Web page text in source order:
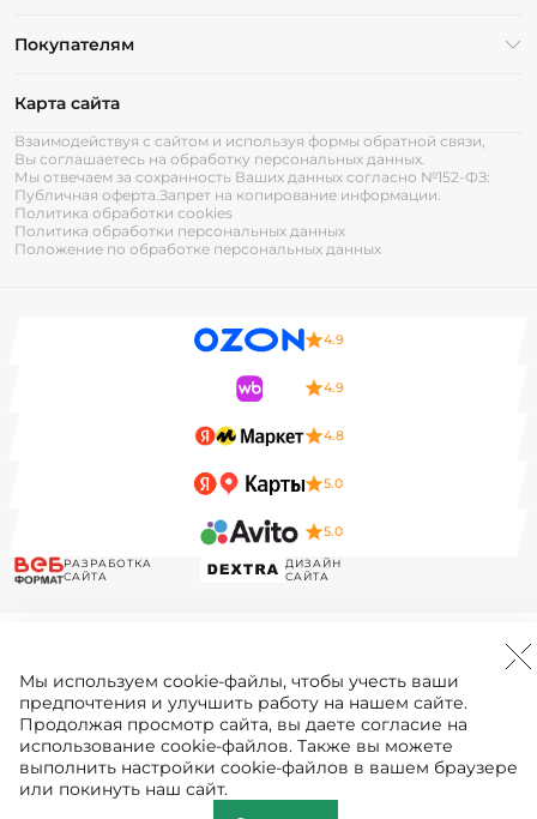
Покупателям
Карта сайта
Взаимодействуя с сайтом и используя формы обратной связи,
Вы соглашаетесь на обработку персональных данных.
Мы отвечаем за сохранность Ваших данных согласно №152-ФЗ:
Публичная оферта. Запрет на копирование информации.
Политика обработки cookies
Политика обработки персональных данных
Положение по обработке персональных данных
4.9
4.9
4.8
5.0
5.0
РАЗРАБОТКА
САЙТА
ДИЗАЙН
САЙТА
Мы используем cookie-файлы, чтобы учесть ваши
предпочтения и улучшить работу на нашем сайте.
Продолжая просмотр сайта, вы даете согласие на
использование cookie-файлов. Также вы можете
выполнить настройки cookie-файлов в вашем браузере
или покинуть наш сайт.